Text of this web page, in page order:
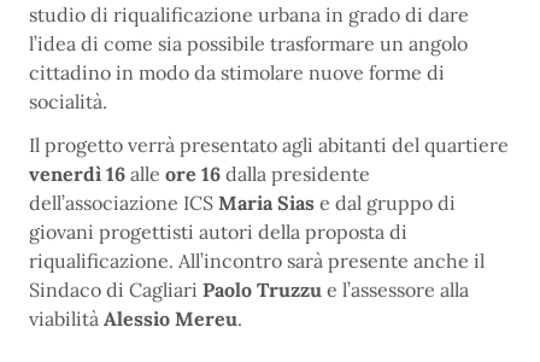
studio di riqualificazione urbana in grado di dare
l’idea di come sia possibile trasformare un angolo
cittadino in modo da stimolare nuove forme di
socialità.
Il progetto verrà presentato agli abitanti del quartiere
venerdì 16 alle ore 16 dalla presidente
dell’associazione ICS Maria Sias e dal gruppo di
giovani progettisti autori della proposta di
riqualificazione. All’incontro sarà presente anche il
Sindaco di Cagliari Paolo Truzzu e l’assessore alla
viabilità Alessio Mereu.